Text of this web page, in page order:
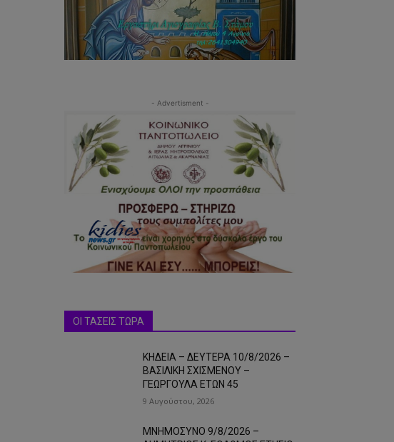
- Advertisment -
ΟΙ ΤΑΣΕΙΣ ΤΩΡΑ
ΚΗΔΕΙΑ – ΔΕΥΤΕΡΑ 10/8/2026 –
ΒΑΣΙΛΙΚΗ ΣΧΙΣΜΕΝΟΥ –
ΓΕΩΡΓΟΥΛΑ ΕΤΩΝ 45
9 Αυγούστου, 2026
ΜΝΗΜΟΣΥΝΟ 9/8/2026 –